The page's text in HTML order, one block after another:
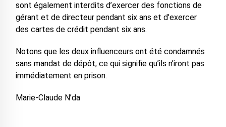
sont également interdits d’exercer des fonctions de
gérant et de directeur pendant six ans et d’exercer
des cartes de crédit pendant six ans.
Notons que les deux influenceurs ont été condamnés
sans mandat de dépôt, ce qui signifie qu’ils n’iront pas
immédiatement en prison.
Marie-Claude N’da